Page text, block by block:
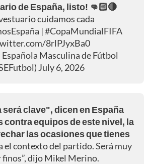
de España, listo! 👊🏻🔴
cuidamos cada
|#CopaMundialFIFA
8rlPJyxBa0
Masculina de Fútbol
July 6, 2026
será clave", dicen en España
contra equipos de este nivel, la
las ocasiones que tienes
el contexto del partido. Será muy
dijo Mikel Merino.